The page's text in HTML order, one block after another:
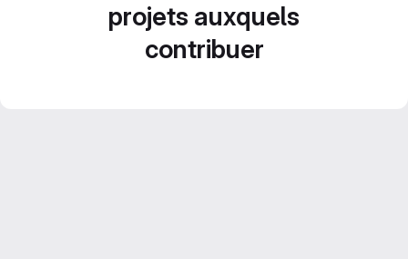
projets auxquels
contribuer